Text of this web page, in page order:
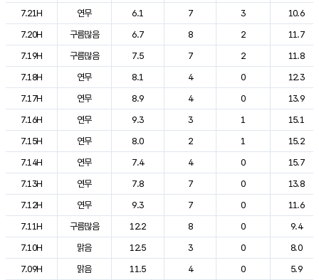
7.21H
연무 6.1 7 3
10.6
7.20H
구름많음 6.7 8 2
11.7
7.19H
구름많음 7.5 7 2
11.8
7.18H
연무 8.1 4 0
12.3
7.17H
연무 8.9 4 0
13.9
7.16H
연무 9.3 3 1
15.1
7.15H
연무 8.0 2 1
15.2
7.14H
연무 7.4 4 0
15.7
7.13H
연무 7.8 7 0
13.8
7.12H
연무 9.3 7 0
11.6
7.11H
구름많음 12.2 8 0
9.4
7.10H
맑음 12.5 3 0
8.0
7.09H
맑음 11.5 4 0
5.9